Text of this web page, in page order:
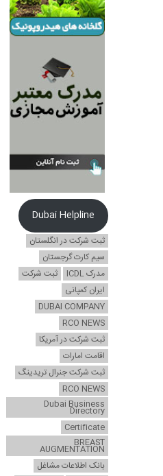
Dubai Helpline
ثبت شرکت در انگلستان
سیم کارت گرجستان
مدرک ICDL
ثبت شرکت
ایران کمپانی
DUBAI COMPANY
RCO NEWS
ثبت شرکت در آمریکا
اقامت امارات
ثبت شرکت جنرال تریدینگ
RCO NEWS
Dubai Business
Directory
Certificate
BREAST
AUGMENTATION
بانک اطلاعات مشاغل